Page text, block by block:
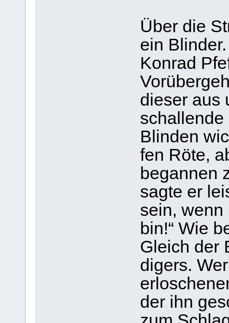
Über die
ein
Kon­rad
die­ser aus
schal­lende
Blin­den
fen Röte,
began­nen
sagte er
sein, wenn
bin!“ Wie
Gleich der
di­gers.
der ihn